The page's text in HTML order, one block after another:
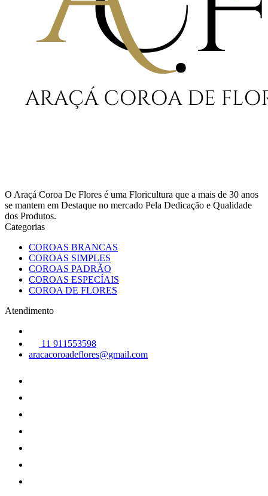
O Araçá Coroa De Flores é uma Floricultura que a mais de 30 anos
se mantem em Destaque no mercado Pela Dedicação e Qualidade
dos Produtos.
Categorias
COROAS BRANCAS
COROAS SIMPLES
COROAS PADRÃO
COROAS ESPECÍAIS
COROA DE FLORES
Atendimento
11 911553598
aracacoroadeflores@gmail.com